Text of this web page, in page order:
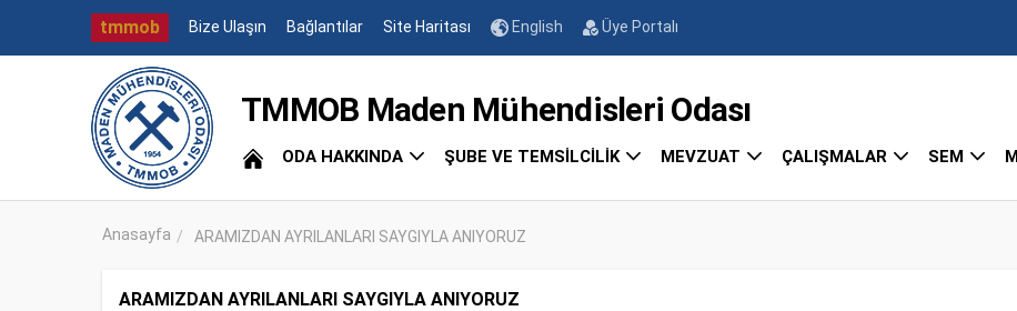
tmmob Bize Ulaşın Bağlantılar Site Haritası English Üye Portalı
TMMOB Maden Mühendisleri Odası
ODA HAKKINDA ŞUBE VE TEMSİLCİLİK MEVZUAT ÇALIŞMALAR SEM
Anasayfa ARAMIZDAN AYRILANLARI SAYGIYLA ANIYORUZ
ARAMIZDAN AYRILANLARI SAYGIYLA ANIYORUZ